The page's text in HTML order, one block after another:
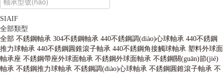
SIAIF
全部類型
全部 不銹鋼軸承 304不銹鋼軸承 440不銹鋼調(diào)心球軸承 440不銹鋼
推力球軸承 440不銹鋼圓錐滾子軸承 440不銹鋼角接觸球軸承 塑料外球面
軸承座 不銹鋼帶座外球面軸承 不銹鋼外球面軸承 不銹鋼關(guān)節(jié)
軸承 不銹鋼推力球軸承 不銹鋼調(diào)心球軸承 不銹鋼圓錐滾子軸承 不